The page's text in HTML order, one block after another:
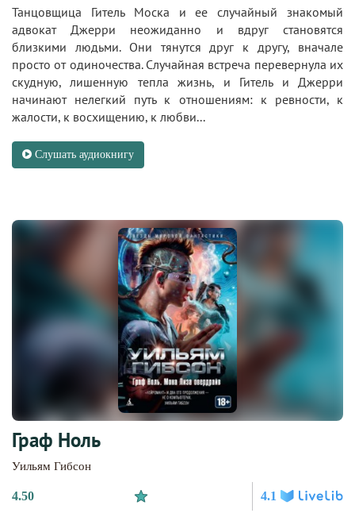
Танцовщица Гитель Моска и ее случайный знакомый
адвокат Джерри неожиданно и вдруг становятся
близкими людьми. Они тянутся друг к другу, вначале
просто от одиночества. Случайная встреча перевернула их
скудную, лишенную тепла жизнь, и Гитель и Джерри
начинают нелегкий путь к отношениям: к ревности, к
жалости, к восхищению, к любви...
Слушать аудиокнигу
Граф Ноль
Уильям Гибсон
4.50 4.1